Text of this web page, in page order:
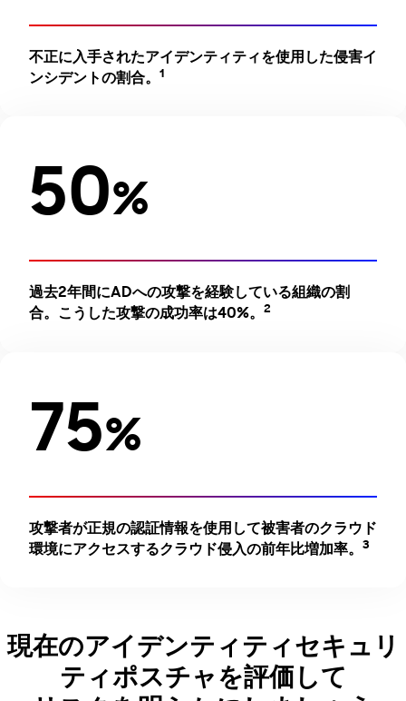
不正に入手されたアイデンティティを使用した侵害イ
ンシデントの割合。 1
50%
過去2年間にADへの攻撃を経験している組織の割
合。こうした攻撃の成功率は40%。 2
75%
攻撃者が正規の認証情報を使用して被害者のクラウド
環境にアクセスするクラウド侵入の前年比増加率。 3
現在のアイデンティティセキュリ
ティポスチャを評価して